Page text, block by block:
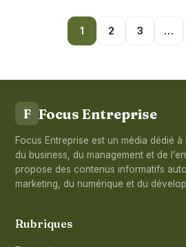
1 2 3 …
F Focus Entreprise
Focus Entreprise est un média dédié à
du business, du management et de
propose des contenus informatifs
marketing, du numérique et du
Rubriques